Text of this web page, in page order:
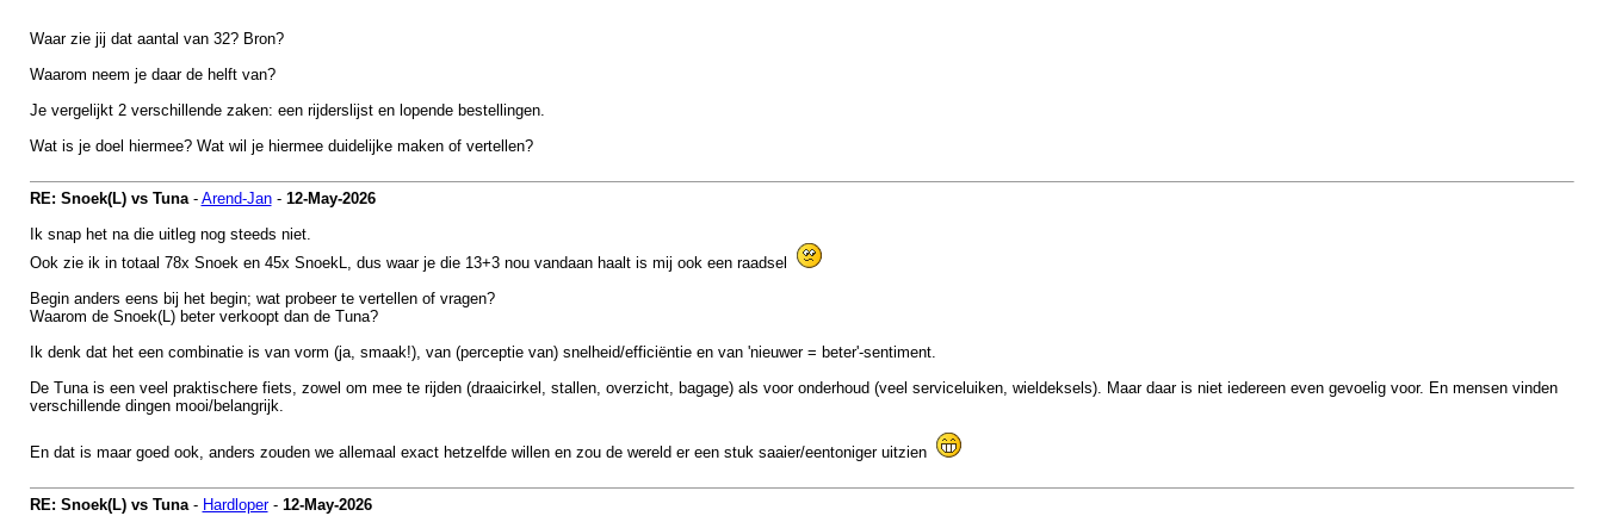
Waar zie jij dat aantal van 32? Bron?
Waarom neem je daar de helft van?
Je vergelijkt 2 verschillende zaken: een rijderslijst en lopende bestellingen.
Wat is je doel hiermee? Wat wil je hiermee duidelijke maken of vertellen?
RE: Snoek(L) vs Tuna- Arend-Jan- 12-May-2026
Ik snap het na die uitleg nog steeds niet.
Ook zie ik in totaal 78x Snoek en 45x SnoekL, dus waar je die 13+3 nou vandaan haalt is mij ook een raadsel
Begin anders eens bij het begin; wat probeer te vertellen of vragen?
Waarom de Snoek(L) beter verkoopt dan de Tuna?
Ik denk dat het een combinatie is van vorm (ja, smaak!), van (perceptie van) snelheid/efficiëntie en van 'nieuwer = beter'-sentiment.
De Tuna is een veel praktischere fiets, zowel om mee te rijden (draaicirkel, stallen, overzicht, bagage) als voor onderhoud (veel serviceluiken, wieldeksels). Maar daar is niet iedereen even gevoelig voor. En mensen vinden
verschillende dingen mooi/belangrijk.
En dat is maar goed ook, anders zouden we allemaal exact hetzelfde willen en zou de wereld er een stuk saaier/eentoniger uitzien
RE: Snoek(L) vs Tuna- Hardloper- 12-May-2026